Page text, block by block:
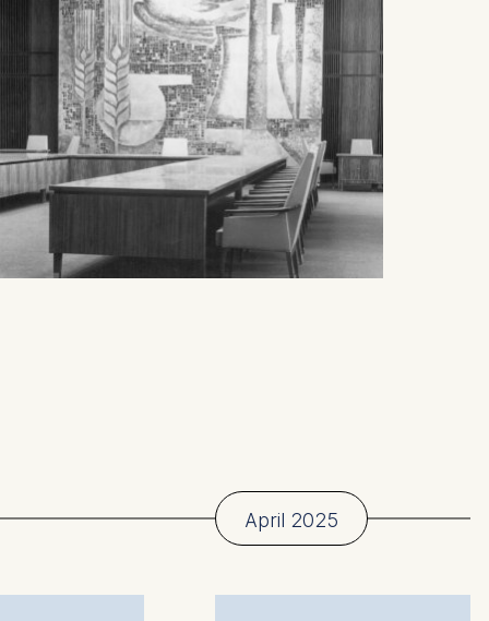
April 2025